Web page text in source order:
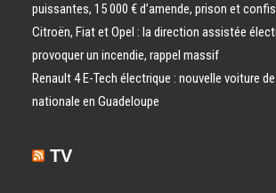
puissantes, 15 000 € d’amende, prison et
Citroën, Fiat et Opel : la direction assistée
provoquer un incendie, rappel massif
Renault 4 E-Tech électrique : nouvelle voiture
nationale en Guadeloupe
TV